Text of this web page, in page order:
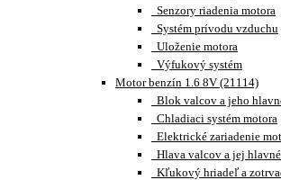
Senzory riadenia motora
Systém prívodu vzduchu
Uloženie motora
Výfukový systém
Motor benzín 1.6 8V (21114)
Blok valcov a jeho
Chladiaci systém motora
Elektrické zariadenie
Hlava valcov a jej
Kľukový hriadeľ a